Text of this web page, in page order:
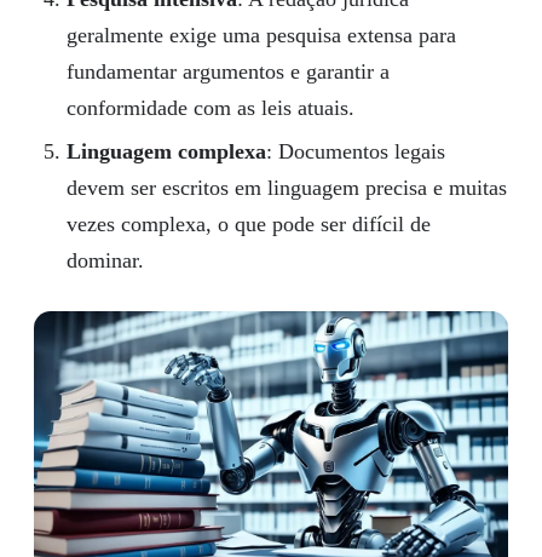
geralmente exige uma pesquisa extensa para
fundamentar argumentos e garantir a
conformidade com as leis atuais.
Linguagem complexa: Documentos legais
devem ser escritos em linguagem precisa e muitas
vezes complexa, o que pode ser difícil de
dominar.